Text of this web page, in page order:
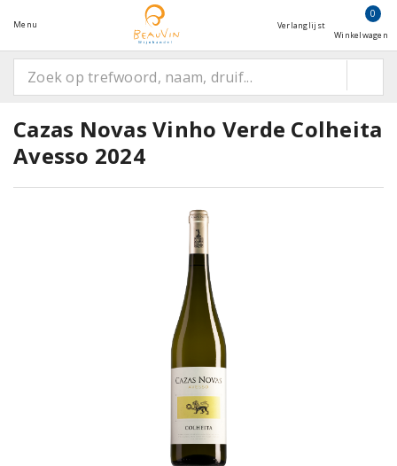
Menu Verlanglijst
0
Winkelwagen
Cazas Novas Vinho Verde Colheita
Avesso 2024